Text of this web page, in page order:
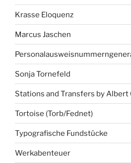
Krasse Eloquenz
Marcus Jaschen
Sonja Tornefeld
Stations and Transfers by Albert
Tortoise (Torb/Fednet)
Typografische Fundstücke
Werkabenteuer